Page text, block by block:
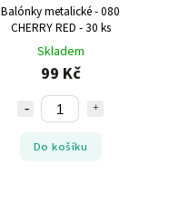
Balónky metalické - 080
CHERRY RED - 30 ks
Skladem
99 Kč
Do košíku